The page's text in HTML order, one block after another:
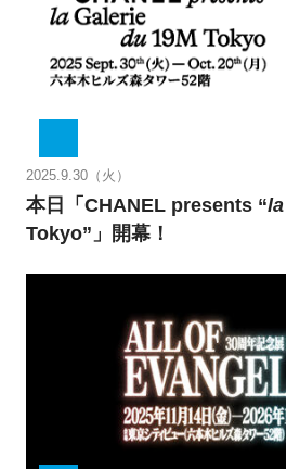
2025.9.30（火）
本日「CHANEL presents “la
Tokyo”」開幕！